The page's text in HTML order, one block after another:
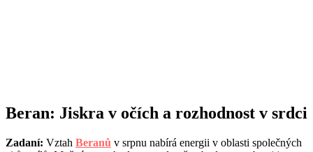
Beran: Jiskra v očích a rozhodnost v srdci
Zadaní: Vztah Beranů v srpnu nabírá energii v oblasti společných